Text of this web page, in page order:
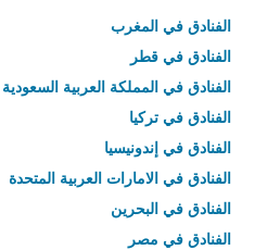
الفنادق في المغرب
الفنادق في قطر
الفنادق في المملكة العربية السعودية
الفنادق في تركيا
الفنادق في إندونيسيا
الفنادق في الامارات العربية المتحدة
الفنادق في البحرين
الفنادق في مصر